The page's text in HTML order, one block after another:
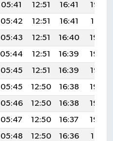
05:41 12:51 16:41
19:52
05:42 12:51 16:41
19:51
05:43 12:51 16:40
19:49
05:44 12:51 16:39
19:48
05:45 12:51 16:39
19:47
05:45 12:50 16:38
19:45
05:46 12:50 16:38
19:44
05:47 12:50 16:37
19:43
05:48 12:50 16:36
19:41